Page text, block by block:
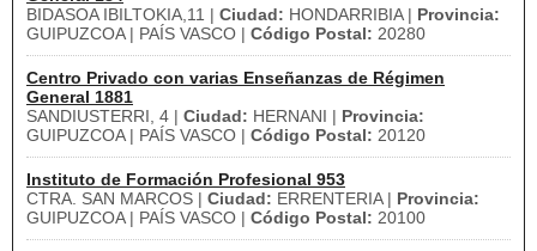
BIDASOA IBILTOKIA,11 | Ciudad: HONDARRIBIA | Provincia:
GUIPUZCOA | PAÍS VASCO | Código Postal: 20280
Centro Privado con varias Enseñanzas de Régimen
General 1881
SANDIUSTERRI, 4 | Ciudad: HERNANI | Provincia:
GUIPUZCOA | PAÍS VASCO | Código Postal: 20120
Instituto de Formación Profesional 953
CTRA. SAN MARCOS | Ciudad: ERRENTERIA | Provincia:
GUIPUZCOA | PAÍS VASCO | Código Postal: 20100